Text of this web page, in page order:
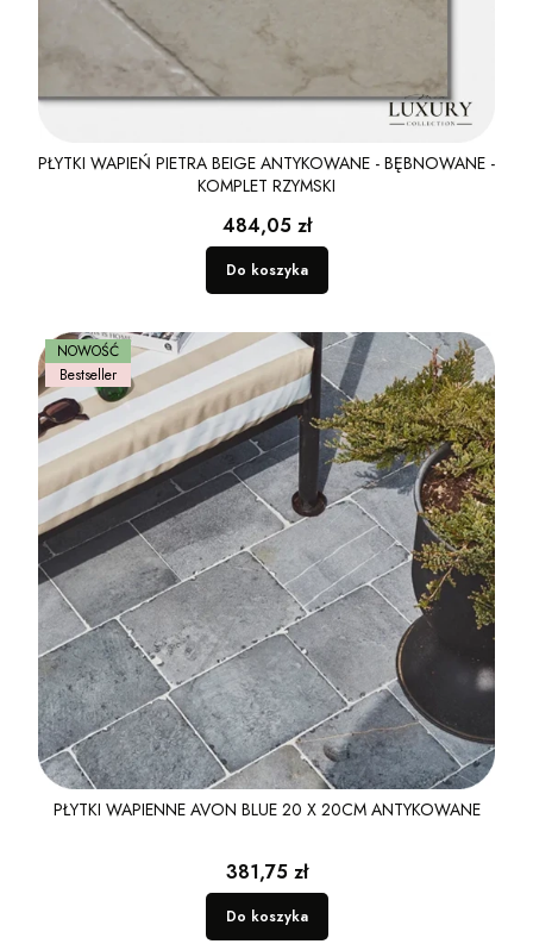
PŁYTKI WAPIEŃ PIETRA BEIGE ANTYKOWANE - BĘBNOWANE -
KOMPLET RZYMSKI
Cena
484,05 zł
Do koszyka
Bestseller
NOWOŚĆ
PŁYTKI WAPIENNE AVON BLUE 20 X 20CM ANTYKOWANE
Cena
381,75 zł
Do koszyka